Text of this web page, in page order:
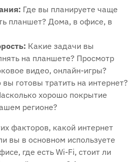
Где вы планируете чаще
планшет? Дома, в офисе, в
Какие задачи вы
на планшете? Просмотр
видео, онлайн-игры?
вы готовы тратить на интернет?
хорошо покрытие
регионе?
факторов, какой интернет
вы в основном используете
где есть Wi-Fi, стоит ли